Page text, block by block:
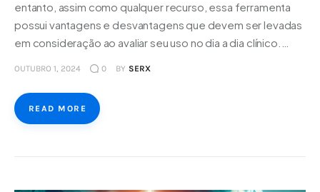
entanto, assim como qualquer recurso, essa ferramenta
possui vantagens e desvantagens que devem ser levadas
em consideração ao avaliar seu uso no dia a dia clínico.…
OUTUBRO 1, 2024 0 BY SERX
READ MORE